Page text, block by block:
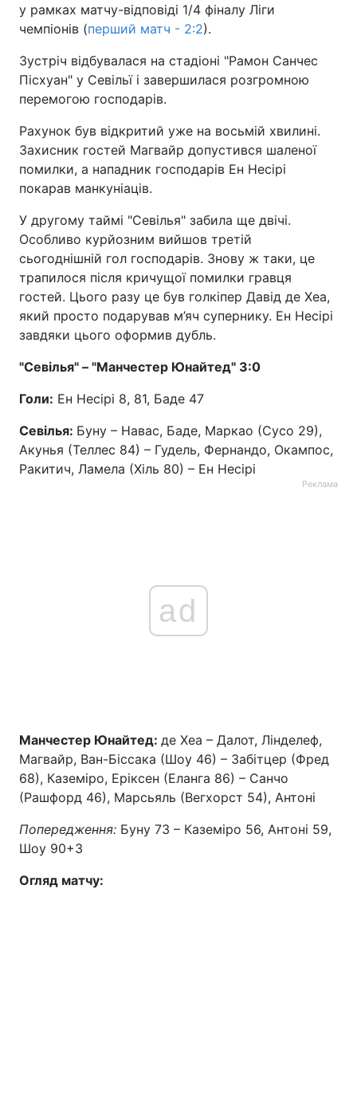
у рамках матчу-відповіді 1/4 фіналу Ліги
чемпіонів (перший матч - 2:2).
Зустріч відбувалася на стадіоні "Рамон Санчес
Пісхуан" у Севільї і завершилася розгромною
перемогою господарів.
Рахунок був відкритий уже на восьмій хвилині.
Захисник гостей Магвайр допустився шаленої
помилки, а нападник господарів Ен Несірі
покарав манкуніаців.
У другому таймі "Севілья" забила ще двічі.
Особливо курйозним вийшов третій
сьогоднішній гол господарів. Знову ж таки, це
трапилося після кричущої помилки гравця
гостей. Цього разу це був голкіпер Давід де Хеа,
який просто подарував м’яч супернику. Ен Несірі
завдяки цього оформив дубль.
"Севілья" – "Манчестер Юнайтед" 3:0
Голи: Ен Несірі 8, 81, Баде 47
Севілья: Буну – Навас, Баде, Маркао (Сусо 29),
Акунья (Теллес 84) – Гудель, Фернандо, Окампос,
Ракитич, Ламела (Хіль 80) – Ен Несірі
Реклама
ad
Манчестер Юнайтед: де Хеа – Далот, Лінделеф,
Магвайр, Ван-Біссака (Шоу 46) – Забітцер (Фред
68), Каземіро, Еріксен (Еланга 86) – Санчо
(Рашфорд 46), Марсьяль (Вегхорст 54), Антоні
Попередження: Буну 73 – Каземіро 56, Антоні 59,
Шоу 90+3
Огляд матчу: